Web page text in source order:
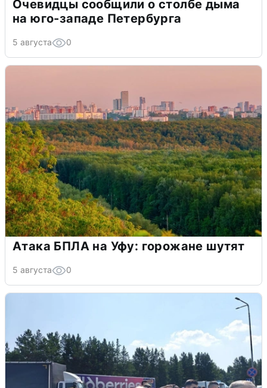
Очевидцы сообщили о столбе дыма
на юго-западе Петербурга
5 августа 0
Атака БПЛА на Уфу: горожане шутят
5 августа 0